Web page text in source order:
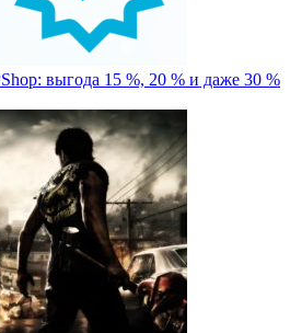
выгода 15 %, 20 % и даже 30 %